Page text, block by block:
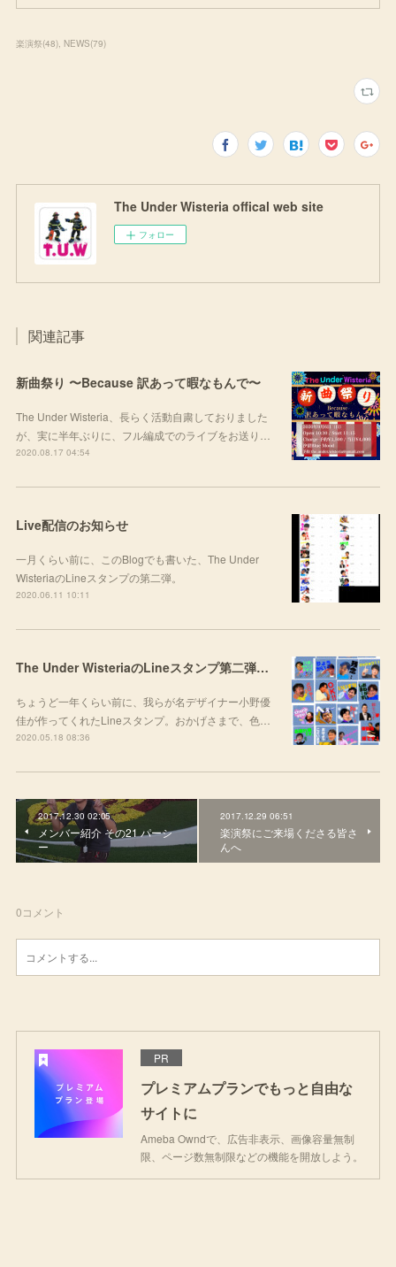
楽演祭(48) NEWS(79)
The Under Wisteria offical web site
フォロー
関連記事
新曲祭り 〜Because 訳あって暇なもんで〜
The Under Wisteria、長らく活動自粛しておりました
が、実に半年ぶりに、フル編成でのライブをお送り…
2020.08.17 04:54
Live配信のお知らせ
一月くらい前に、このBlogでも書いた、The Under
WisteriaのLineスタンプの第二弾。
2020.06.11 10:11
The Under WisteriaのLineスタンプ第二弾！！
ちょうど一年くらい前に、我らが名デザイナー小野優
佳が作ってくれたLineスタンプ。おかげさまで、色…
2020.05.18 08:36
2017.12.30 02:05
メンバー紹介 その21 パーシ
ー
2017.12.29 06:51
楽演祭にご来場くださる皆さ
んへ
0コメント
PR
プレミアムプランでもっと自由な
サイトに
Ameba Owndで、広告非表示、画像容量無制
限、ページ数無制限などの機能を開放しよう。